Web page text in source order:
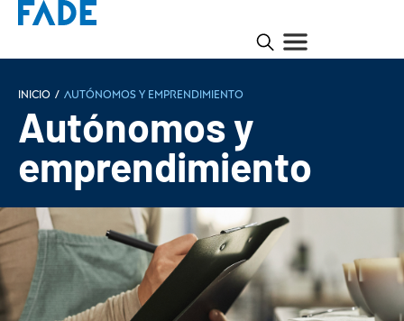
Inicio / Autónomos y emprendimiento
Autónomos y
emprendimiento